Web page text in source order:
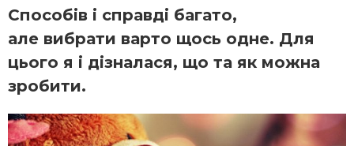
Способів і справді багато,
але вибрати варто щось одне. Для
цього я і дізналася, що та як можна
зробити.